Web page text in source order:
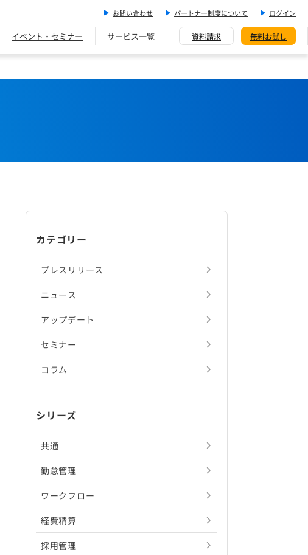
お問い合わせ パートナー制度について ログイン
イベント・セミナー サービス一覧 資料請求 無料お試し
カテゴリー
プレスリリース
ニュース
アップデート
セミナー
コラム
シリーズ
共通
勤怠管理
ワークフロー
経費精算
採用管理